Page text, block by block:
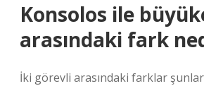
Konsolos ile
arasındaki fark
İki görevli arasındaki farklar